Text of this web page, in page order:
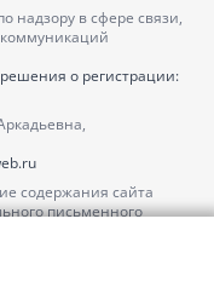
надзору в сфере связи,
о регистрации:
содержания сайта
письменного
по тел.